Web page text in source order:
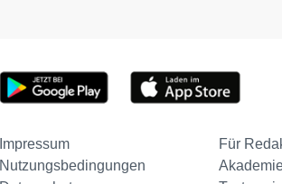
Impressum Für
Nutzungsbedingungen